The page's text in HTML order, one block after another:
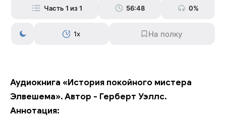
Часть 1 из 1 56:48 0%
1x
Аудиокнига «История покойного мистера
Элвешема». Автор - Герберт Уэллс.
Аннотация: